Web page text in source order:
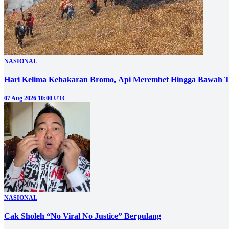
NASIONAL
Hari Kelima Kebakaran Bromo, Api Merembet Hingga Bawah
07 Aug 2026 10:00 UTC
NASIONAL
Cak Sholeh “No Viral No Justice” Berpulang